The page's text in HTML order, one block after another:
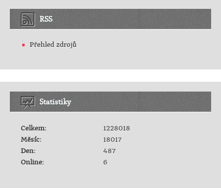
RSS
Přehled zdrojů
Statistiky
Online: 6
Celkem:
1228018
Měsíc:
18017
Den:
487